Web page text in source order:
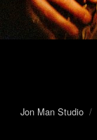
Jon Man Studio /